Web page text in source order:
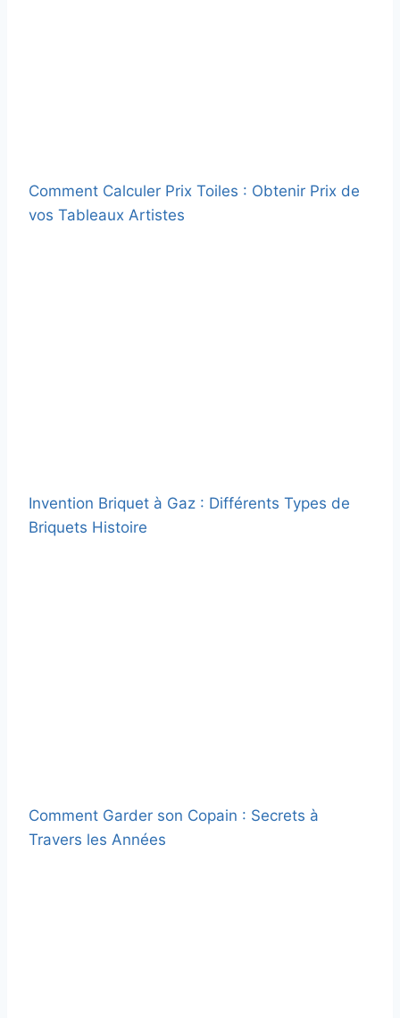
Comment Calculer Prix Toiles : Obtenir Prix de
vos Tableaux Artistes
Invention Briquet à Gaz : Différents Types de
Briquets Histoire
Comment Garder son Copain : Secrets à
Travers les Années